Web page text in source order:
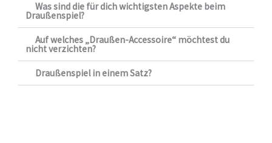
Was sind die für dich wichtigsten Aspekte beim
Draußenspiel?
Auf welches „Draußen-Accessoire“ möchtest du
nicht verzichten?
Draußenspiel in einem Satz?